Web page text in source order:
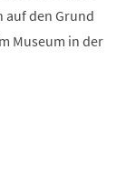
auf den Grund
Museum in der